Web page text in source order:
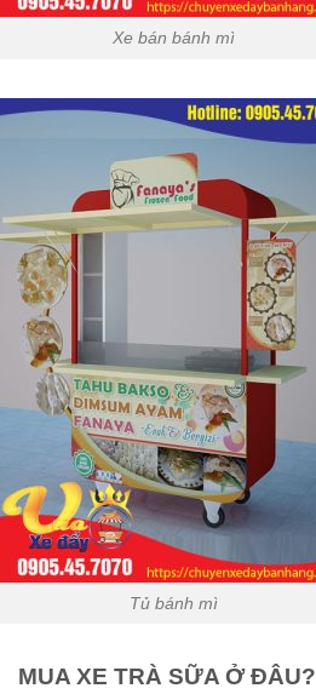
Xe bán bánh mì
Tủ bánh mì
MUA XE TRÀ SỮA Ở ĐÂU?